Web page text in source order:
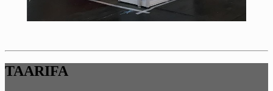
TAARIFA